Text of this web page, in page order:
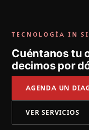
TECNOLOGÍA IN
Cuéntanos tu
decimos por
AGENDA UN
VER SERVICIOS